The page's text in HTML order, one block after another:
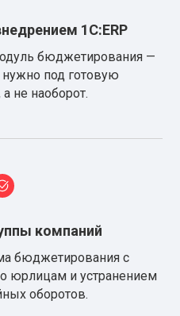
1С:ERP
бюджетирования —
нужно под готовую
не наоборот.
компаний
бюджетирования с
юрлицам и устранением
оборотов.